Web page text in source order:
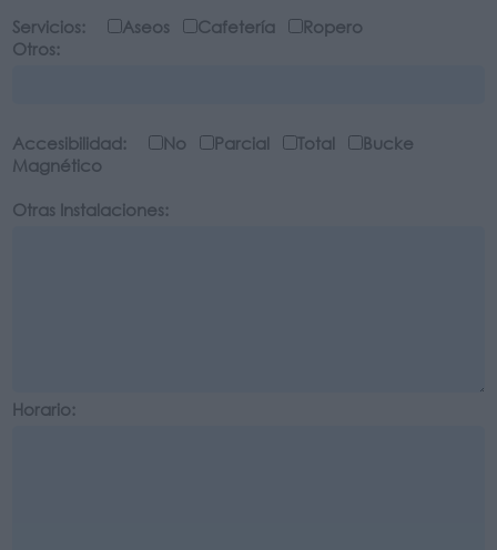
Servicios:
Aseos Cafetería
Ropero
Otros:
Accesibilidad: No Parcial Total
Bucke
Magnético
Otras Instalaciones:
Horario: